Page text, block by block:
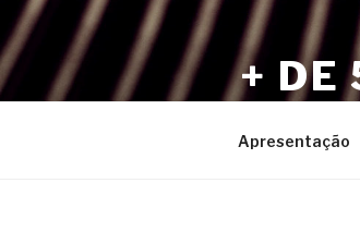
Pular
para
o
conteúdo
+ DE
Apresentação